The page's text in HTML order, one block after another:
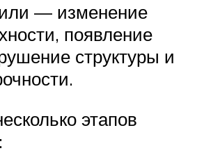
— изменение
появление
структуры и
этапов